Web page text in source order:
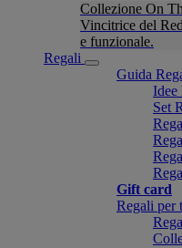
Collezione On
Vincitrice del
e funzionale.
Regali
Guida
Idee
Set
Gift card
Regali per